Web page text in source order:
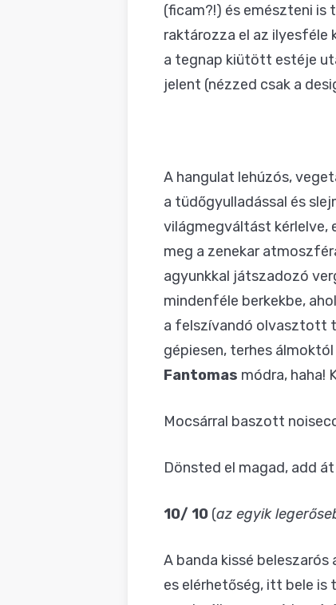
(ficam?!) és emészteni is
raktározza el az ilyesféle
a tegnap kiütött estéje
jelent (nézzed csak a
A hangulat lehúzós,
a tüdőgyulladással és
világmegváltást kérlelve,
meg a zenekar
agyunkkal játszadozó
mindenféle berkekbe,
a felszívandó olvasztott
gépiesen, terhes
Fantomas módra, haha!
Mocsárral baszott
Dönsted el magad, add
10/ 10 (az egyik
A banda kissé
es elérhetőség, itt bele is